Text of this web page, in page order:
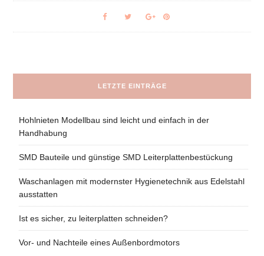
LETZTE EINTRÄGE
Hohlnieten Modellbau sind leicht und einfach in der
Handhabung
SMD Bauteile und günstige SMD Leiterplattenbestückung
Waschanlagen mit modernster Hygienetechnik aus Edelstahl
ausstatten
Ist es sicher, zu leiterplatten schneiden?
Vor- und Nachteile eines Außenbordmotors